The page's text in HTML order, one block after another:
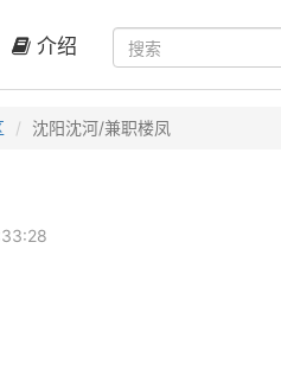
介绍
沈阳沈河/兼职楼凤